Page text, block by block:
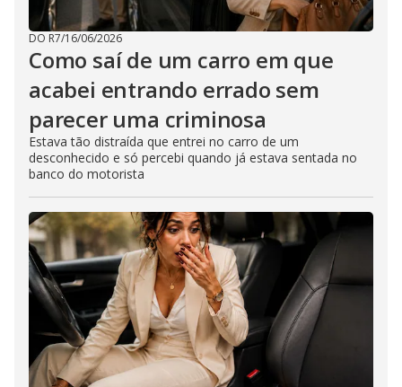
DO R7/16/06/2026
Como saí de um carro em que
acabei entrando errado sem
parecer uma criminosa
Estava tão distraída que entrei no carro de um
desconhecido e só percebi quando já estava sentada no
banco do motorista